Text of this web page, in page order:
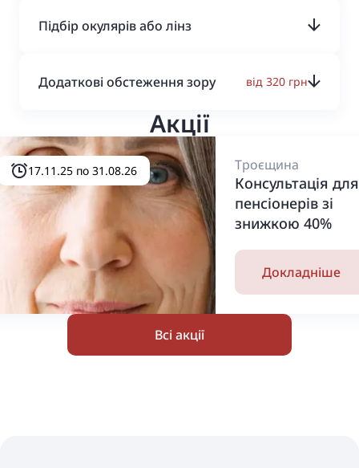
Підбір окулярів або лінз
Додаткові обстеження зору від 320 грн
Акції
17.11.25 по 31.08.26 Троєщина
Консультація для
пенсіонерів зі
знижкою 40%
Докладніше
Всі акції